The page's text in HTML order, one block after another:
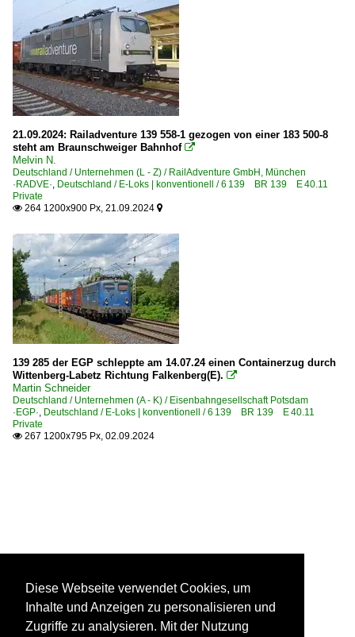
21.09.2024: Railadventure 139 558-1 gezogen von einer 183 500-8
steht am Braunschweiger Bahnhof 
Melvin N.
Deutschland / Unternehmen (L - Z) / RailAdventure GmbH, München
·RADVE·, Deutschland / E-Loks | konventionell / 6 139 BR 139 E 40.11
Private
 264 1200x900 Px, 21.09.2024 
139 285 der EGP schleppte am 14.07.24 einen Containerzug durch
Wittenberg-Labetz Richtung Falkenberg(E). 
Martin Schneider
Deutschland / Unternehmen (A - K) / Eisenbahngesellschaft Potsdam
·EGP·, Deutschland / E-Loks | konventionell / 6 139 BR 139 E 40.11
Private
 267 1200x795 Px, 02.09.2024
Diese Webseite verwendet Cookies, um
Inhalte und Anzeigen zu personalisieren und
Zugriffe zu analysieren. Mit der Nutzung